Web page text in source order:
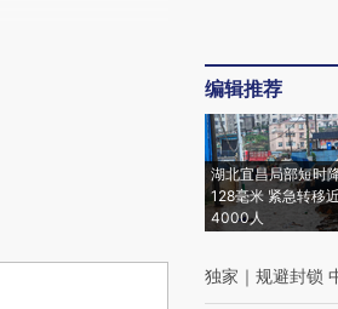
编辑推荐
湖北宜昌局部短时
128毫米 紧急转移
4000人
独家 ｜ 规避封锁